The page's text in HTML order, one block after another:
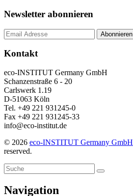
Newsletter abonnieren
Kontakt
eco-INSTITUT Germany GmbH
Schanzenstraße 6 - 20
Carlswerk 1.19
D-51063 Köln
Tel. +49 221 931245-0
Fax +49 221 931245-33
info@eco-institut.de
© 2026 eco-INSTITUT Germany GmbH
reserved.
Navigation